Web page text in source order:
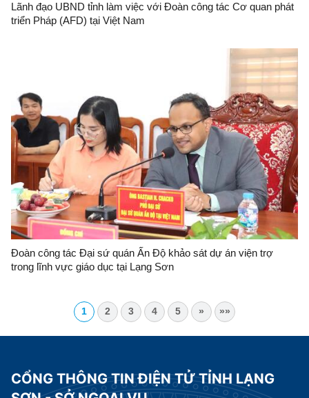
Lãnh đạo UBND tỉnh làm việc với Đoàn công tác Cơ quan phát
triển Pháp (AFD) tại Việt Nam
Đoàn công tác Đại sứ quán Ấn Độ khảo sát dự án viện trợ
trong lĩnh vực giáo dục tại Lạng Sơn
1 2 3 4 5 » »»
CỔNG THÔNG TIN ĐIỆN TỬ TỈNH LẠNG